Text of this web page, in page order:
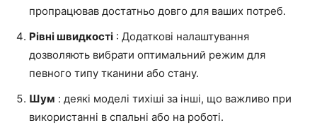
пропрацював достатньо довго для ваших потреб.
Рівні швидкості : Додаткові налаштування
дозволяють вибрати оптимальний режим для
певного типу тканини або стану.
Шум : деякі моделі тихіші за інші, що важливо при
використанні в спальні або на роботі.